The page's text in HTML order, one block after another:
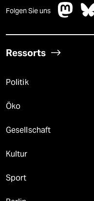
Folgen Sie uns
Ressorts
Politik
Öko
Gesellschaft
Kultur
Sport